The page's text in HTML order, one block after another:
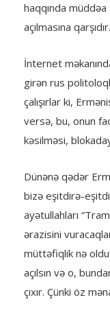
haqqında
açılmasına qarşıdır.
İnternet
girən rus
çalışırlar ki,
versə, bu, onun
kəsilməsi,
Dünənə qədər
bizə eşitdirə-
ayətullahları
ərazisini
müttəfiqlik nə
açılsın və o,
çıxır. Çünki öz